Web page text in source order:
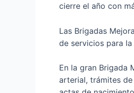
cierre el año con
Las Brigadas
de servicios para
En la gran Brigada
arterial, trámites